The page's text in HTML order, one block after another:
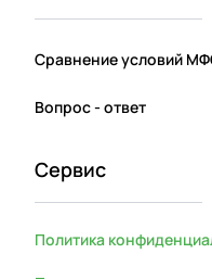
Сравнение условий
Вопрос - ответ
Сервис
Политика